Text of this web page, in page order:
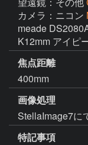
カメラ：ニコン
meade
焦点距離
400mm
画像処理
StellaImage7に
特記事項